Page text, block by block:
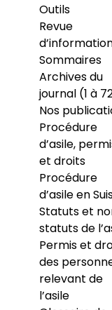
Outils
Revue
Sommaires
Archives du
journal (1 à
Nos
Procédure
d’asile,
et droits
Procédure
d’asile en
Statuts et
statuts de
Permis et
des
relevant de
l’asile